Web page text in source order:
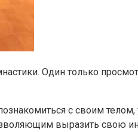
Один только
с своим
выразить свою